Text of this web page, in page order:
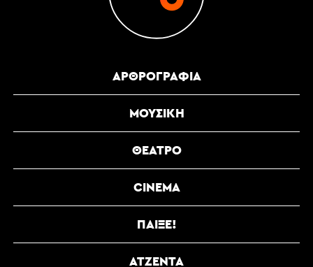
ΑΡΘΡΟΓΡΑΦΊΑ
ΜΟΥΣΙΚΉ
ΘΈΑΤΡΟ
CINEMA
ΠΑΊΞΕ!
ΑΤΖΈΝΤΑ